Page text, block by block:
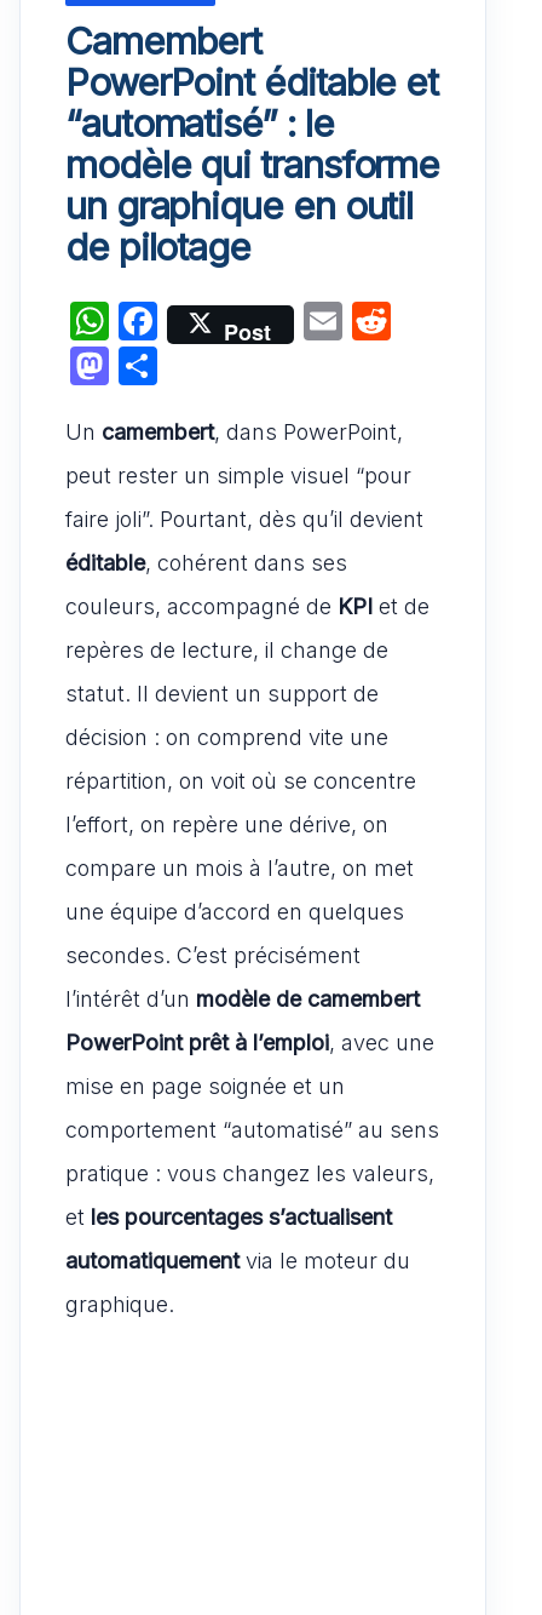
Camembert
PowerPoint éditable et
“automatisé” : le
modèle qui transforme
un graphique en outil
de pilotage
W
h
at
s
A
p
p
F
a
e
b
o
o
k
Post
E
l
di
t
M
st
o
d
o
n
ta
g
er
Un camembert, dans PowerPoint,
peut rester un simple visuel “pour
faire joli”. Pourtant, dès qu’il devient
éditable, cohérent dans ses
couleurs, accompagné de KPI et de
repères de lecture, il change de
statut. Il devient un support de
décision : on comprend vite une
répartition, on voit où se concentre
l’effort, on repère une dérive, on
compare un mois à l’autre, on met
une équipe d’accord en quelques
secondes. C’est précisément
l’intérêt d’un modèle de camembert
PowerPoint prêt à l’emploi, avec une
mise en page soignée et un
comportement “automatisé” au sens
pratique : vous changez les valeurs,
et les pourcentages s’actualisent
automatiquementvia le moteur du
graphique.